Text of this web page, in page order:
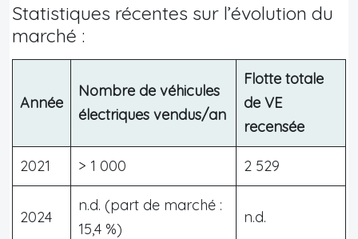
Statistiques récentes sur l’évolution du
marché :
Année
Nombre de véhicules
électriques vendus/an
Flotte totale
de VE
recensée
2021 > 1 000 2 529
2024
n.d. (part de marché :
15,4 %)
n.d.